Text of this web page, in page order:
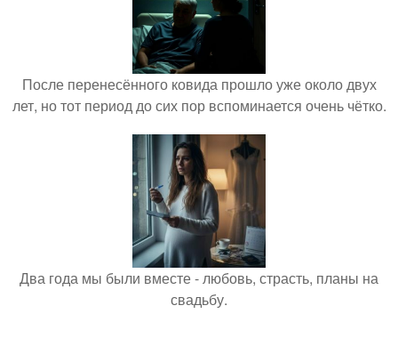
После перенесённого ковида прошло уже около двух
лет, но тот период до сих пор вспоминается очень чётко.
Два года мы были вместе - любовь, страсть, планы на
свадьбу.